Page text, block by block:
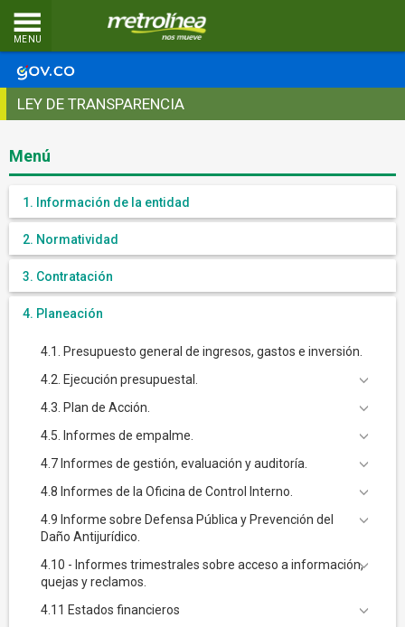
MENU
LEY DE TRANSPARENCIA
Menú
1. Información de la entidad
2. Normatividad
3. Contratación
4. Planeación
4.1. Presupuesto general de ingresos, gastos e inversión.
4.2. Ejecución presupuestal.
4.3. Plan de Acción.
4.5. Informes de empalme.
4.7 Informes de gestión, evaluación y auditoría.
4.8 Informes de la Oficina de Control Interno.
4.9 Informe sobre Defensa Pública y Prevención del
Daño Antijurídico.
4.10 - Informes trimestrales sobre acceso a información,
quejas y reclamos.
4.11 Estados financieros